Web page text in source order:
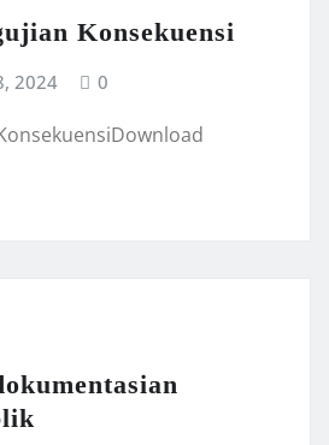
Konsekuensi
2024 0